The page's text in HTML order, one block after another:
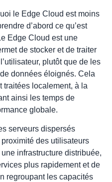
le Edge Cloud est moins
d’abord ce qu’est
Edge Cloud est une
de stocker et de traiter
plutôt que de les
données éloignés. Cela
traitées localement, à la
ainsi les temps de
globale.
serveurs dispersés
des utilisateurs
infrastructure distribuée,
plus rapidement et de
regroupant les capacités